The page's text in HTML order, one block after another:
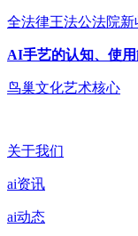
全法律王法公法院
AI手艺的认知、使
鸟巢文化艺术核心
关于我们
ai资讯
ai动态